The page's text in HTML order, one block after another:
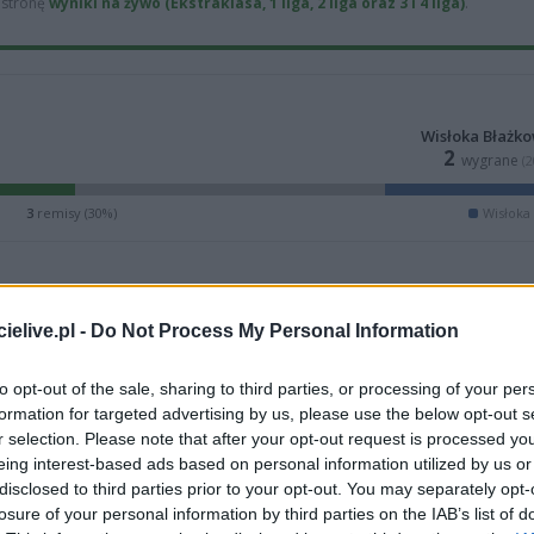
- Do Not Process My Personal Information
opt-out of the sale, sharing to third parties, or processing of your
for targeted advertising by us, please use the below opt-out
selection. Please note that after your opt-out request is processed
interest-based ads based on personal information utilized by us
to third parties prior to your opt-out. You may separately
of your personal information by third parties on the IAB’s list of
Wisłoka
2 wygrane
3remisy (30%)